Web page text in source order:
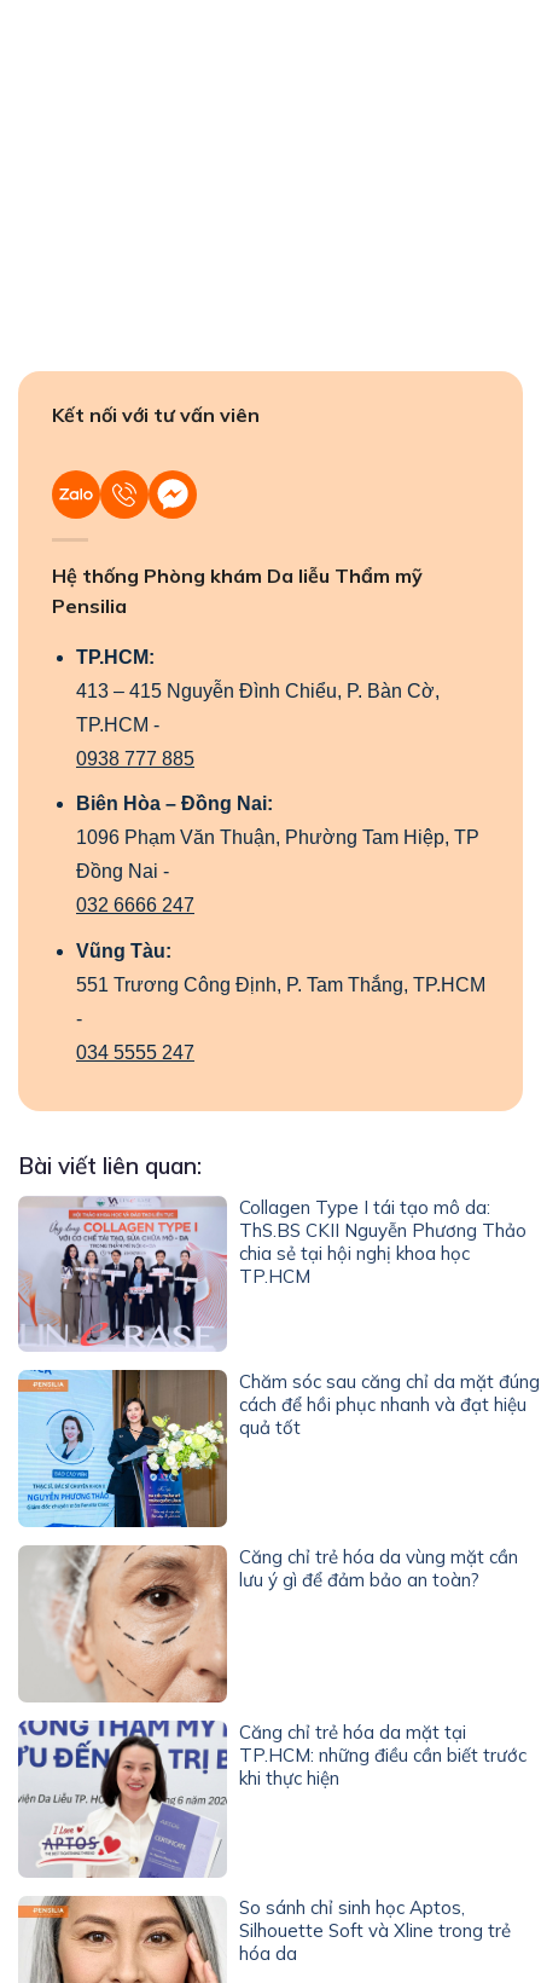
Kết nối với tư vấn viên
Hệ thống Phòng khám Da liễu Thẩm mỹ
Pensilia
TP.HCM:
413 – 415 Nguyễn Đình Chiểu, P. Bàn Cờ,
TP.HCM -
0938 777 885
Biên Hòa – Đồng Nai:
1096 Phạm Văn Thuận, Phường Tam Hiệp, TP
Đồng Nai -
032 6666 247
Vũng Tàu:
551 Trương Công Định, P. Tam Thắng, TP.HCM
-
034 5555 247
Bài viết liên quan:
Collagen Type I tái tạo mô da:
ThS.BS CKII Nguyễn Phương Thảo
chia sẻ tại hội nghị khoa học
TP.HCM
Chăm sóc sau căng chỉ da mặt đúng
cách để hồi phục nhanh và đạt hiệu
quả tốt
Căng chỉ trẻ hóa da vùng mặt cần
lưu ý gì để đảm bảo an toàn?
Căng chỉ trẻ hóa da mặt tại
TP.HCM: những điều cần biết trước
khi thực hiện
So sánh chỉ sinh học Aptos,
Silhouette Soft và Xline trong trẻ
hóa da